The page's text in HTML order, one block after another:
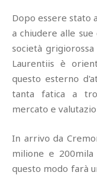
Dopo essere stato
a chiudere alle
società
Laurentiis è
questo esterno
tanta fatica a
mercato e
In arrivo da
milione e
questo modo farà